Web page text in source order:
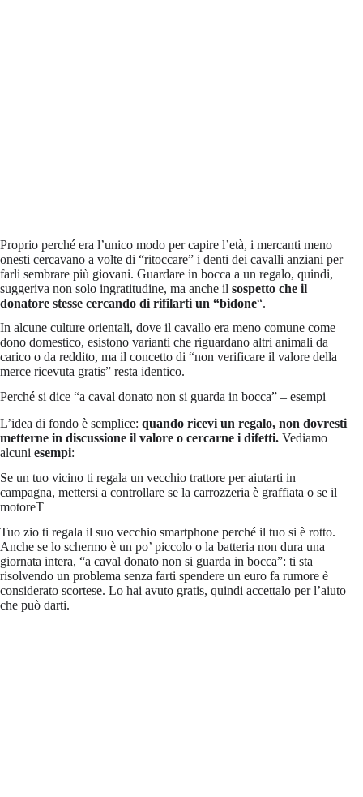
Proprio perché era l’unico modo per capire l’età, i mercanti meno
onesti cercavano a volte di “ritoccare” i denti dei cavalli anziani per
farli sembrare più giovani. Guardare in bocca a un regalo, quindi,
suggeriva non solo ingratitudine, ma anche il sospetto che il
donatore stesse cercando di rifilarti un “bidone“.
In alcune culture orientali, dove il cavallo era meno comune come
dono domestico, esistono varianti che riguardano altri animali da
carico o da reddito, ma il concetto di “non verificare il valore della
merce ricevuta gratis” resta identico.
Perché si dice “a caval donato non si guarda in bocca” – esempi
L’idea di fondo è semplice: quando ricevi un regalo, non dovresti
metterne in discussione il valore o cercarne i difetti. Vediamo
alcuni esempi:
Se un tuo vicino ti regala un vecchio trattore per aiutarti in
campagna, mettersi a controllare se la carrozzeria è graffiata o se il
motoreT
Tuo zio ti regala il suo vecchio smartphone perché il tuo si è rotto.
Anche se lo schermo è un po’ piccolo o la batteria non dura una
giornata intera, “a caval donato non si guarda in bocca”: ti sta
risolvendo un problema senza farti spendere un euro fa rumore è
considerato scortese. Lo hai avuto gratis, quindi accettalo per l’aiuto
che può darti.